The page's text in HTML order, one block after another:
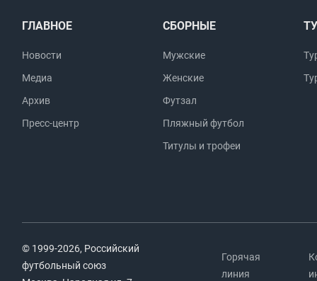
ГЛАВНОЕ
Новости
Медиа
Архив
Пресс-центр
СБОРНЫЕ
Мужские
Женские
Футзал
Пляжный футбол
Титулы и трофеи
© 1999-2026, Российский
футбольный союз
Горячая
линия